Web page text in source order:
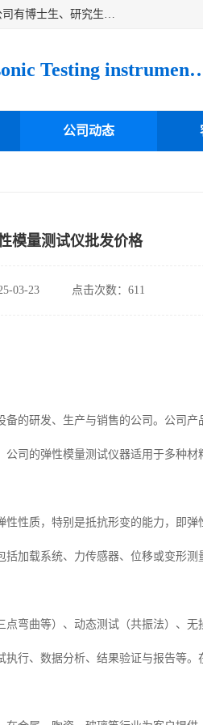
洛阳卓声仪器有限公司是一家致力于研究各种固体材料弹性模量测试方法与设备的一家专业技术性公司，公司有博士生、研究生等相关人员专业从事该技术的研发开拓，目前已开发成功出常温动态弹性模量仪、高温动态弹性模量仪，可测试不同材料、不同形状的弹性模量，测试技术达国内成员之一水平，国际先进水平，望有识之士能共同合作，为材料的生产、研发提供必要的技术支持。
Luoyang loysonic
公司动态
模量测试仪批发价格
03-23 点击次数：611
的研发、生产与销售的公司。公司产
司的弹性模量测试仪器适用于多种
性质，特别是抵抗形变的能力，即
加载系统、力传感器、位移或变形
弯曲等）、动态测试（共振法）、无
行、数据分析、结果验证与报告等